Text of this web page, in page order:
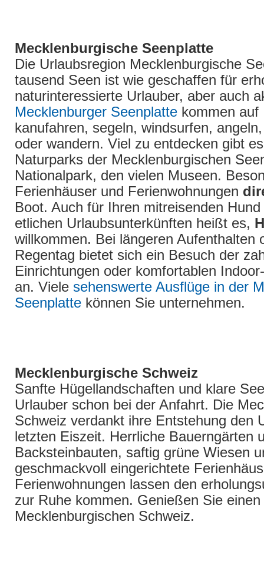
Mecklenburgische Seenplatte
Die Urlaubsregion Mecklenburgische
tausend Seen ist wie geschaffen für
naturinteressierte Urlauber, aber auch
Mecklenburger Seenplattekommen auf
kanufahren, segeln, windsurfen,
oder wandern. Viel zu entdecken gibt
Naturparks der Mecklenburgischen
Nationalpark, den vielen Museen.
Ferienhäuser und Ferienwohnungen
Boot. Auch für Ihren mitreisenden
etlichen Urlaubsunterkünften heißt es,
willkommen. Bei längeren Aufenthalten
Regentag bietet sich ein Besuch der
Einrichtungen oder komfortablen
an. Viele sehenswerte Ausflüge in der
Seenplatte können Sie unternehmen.
Mecklenburgische Schweiz
Sanfte Hügellandschaften und klare
Urlauber schon bei der Anfahrt. Die
Schweiz verdankt ihre Entstehung den
letzten Eiszeit. Herrliche Bauerngärten
Backsteinbauten, saftig grüne Wiesen
geschmackvoll eingerichtete
Ferienwohnungen lassen den
zur Ruhe kommen. Genießen Sie
Mecklenburgischen Schweiz.